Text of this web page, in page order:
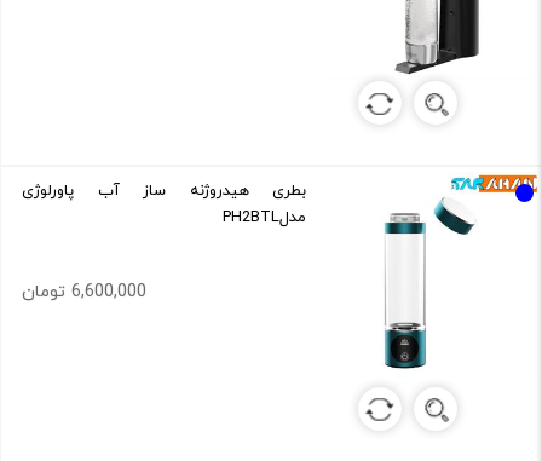
بطری هیدروژنه ساز آب پاورلوژی
مدلPH2BTL
6,600,000 تومان